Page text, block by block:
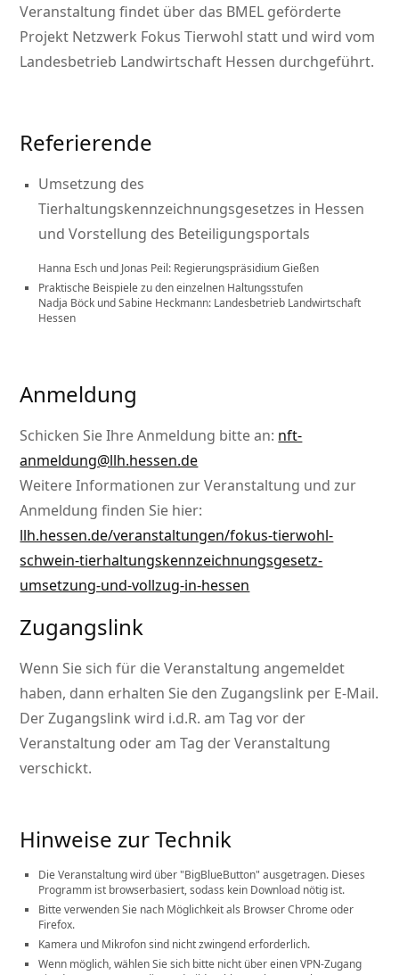
Veranstaltung findet über das BMEL geförderte
Projekt Netzwerk Fokus Tierwohl statt und wird vom
Landesbetrieb Landwirtschaft Hessen durchgeführt.
Referierende
Umsetzung des
Tierhaltungskennzeichnungsgesetzes in Hessen
und Vorstellung des Beteiligungsportals
Hanna Esch und Jonas Peil: Regierungspräsidium Gießen
Praktische Beispiele zu den einzelnen Haltungsstufen
Nadja Böck und Sabine Heckmann: Landesbetrieb Landwirtschaft
Hessen
Anmeldung
Schicken Sie Ihre Anmeldung bitte an: nft-
anmeldung@llh.hessen.de
Weitere Informationen zur Veranstaltung und zur
Anmeldung finden Sie hier:
llh.hessen.de/veranstaltungen/fokus-tierwohl-
schwein-tierhaltungskennzeichnungsgesetz-
umsetzung-und-vollzug-in-hessen
Zugangslink
Wenn Sie sich für die Veranstaltung angemeldet
haben, dann erhalten Sie den Zugangslink per E-Mail.
Der Zugangslink wird i.d.R. am Tag vor der
Veranstaltung oder am Tag der Veranstaltung
verschickt.
Hinweise zur Technik
Die Veranstaltung wird über BigBlueButton ausgetragen. Dieses
Programm ist browserbasiert, sodass kein Download nötig ist.
Bitte verwenden Sie nach Möglichkeit als Browser Chrome oder
Firefox.
Kamera und Mikrofon sind nicht zwingend erforderlich.
Wenn möglich, wählen Sie sich bitte nicht über einen VPN-Zugang